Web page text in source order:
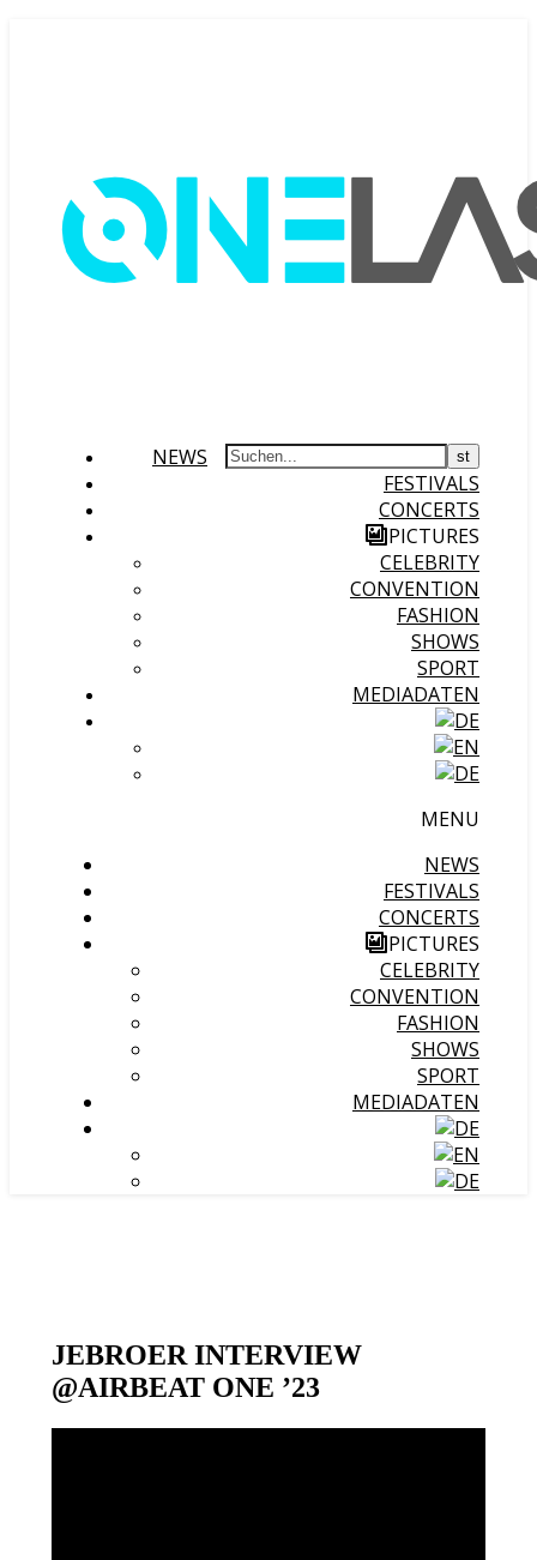
NEWS
FESTIVALS
CONCERTS
PICTURES
CELEBRITY
CONVENTION
FASHION
SHOWS
SPORT
MEDIADATEN
MENU
NEWS
FESTIVALS
CONCERTS
PICTURES
CELEBRITY
CONVENTION
FASHION
SHOWS
SPORT
MEDIADATEN
JEBROER INTERVIEW
@AIRBEAT ONE ’23